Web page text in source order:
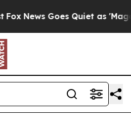
Goes Quiet as 'Maga